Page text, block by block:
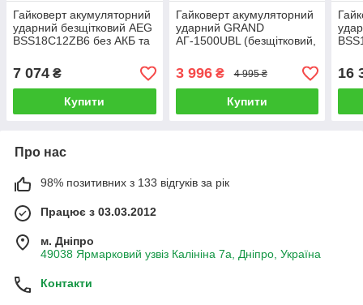
Гайковерт акумуляторний
ударний безщітковий AEG
BSS18C12ZB6 без АКБ та
7 074 ₴
Купити
Гайковерт акумуляторний
ударний GRAND
AГ-1500UBL (безщітковий,
пристрою)
3 996₴ 4 995 ₴
Купити
16
Про нас
98% позитивних з 133 відгуків за рік
Працює з 03.03.2012
м. Дніпро
49038 Ярмарковий узвіз Калініна 7а, Дніпро, Україна
Контакти